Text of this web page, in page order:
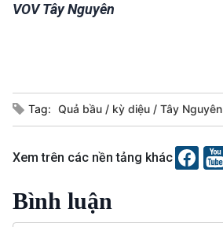
VOV Tây Nguyên
Tag: Quả bầu kỳ diệu Tây Nguyên
Xem trên các nền tảng khác
Bình luận